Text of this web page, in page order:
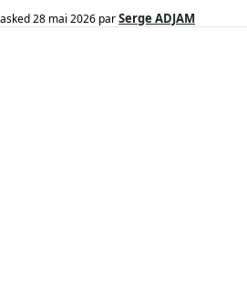
asked28 mai 2026 parSerge ADJAM